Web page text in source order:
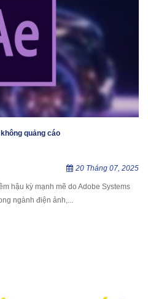
quảng cáo
20 Tháng 07, 2025
hậu kỳ mạnh mẽ do Adobe Systems
ngành điện ảnh,...